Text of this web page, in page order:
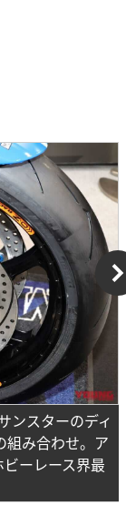
ンスターのディ
組み合わせ。ア
ーレース界最